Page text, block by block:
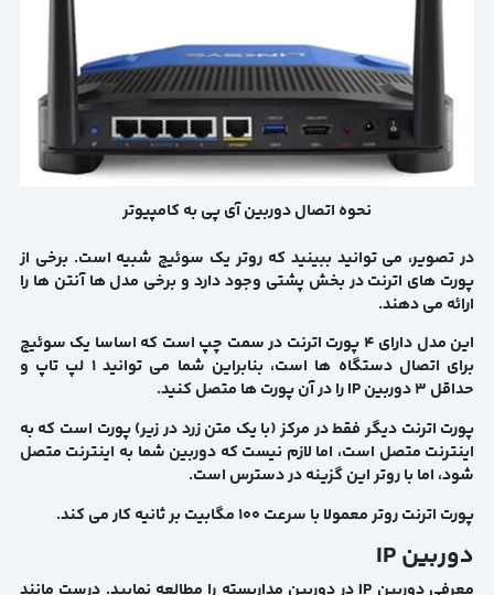
نحوه اتصال دوربین آی پی به کامپیوتر
در تصویر، می توانید ببینید که روتر یک سوئیچ شبیه است. برخی از
پورت های اترنت در بخش پشتی وجود دارد و برخی مدل ها آنتن ها را
ارائه می دهند.
این مدل دارای 4 پورت اترنت در سمت چپ است که اساسا یک سوئیچ
برای اتصال دستگاه ها است، بنابراین شما می توانید 1 لپ تاپ و
حداقل 3 دوربین IP را در آن پورت ها متصل کنید.
پورت اترنت دیگر فقط در مرکز (با یک متن زرد در زیر) پورت است که به
اینترنت متصل است، اما لازم نیست که دوربین شما به اینترنت متصل
شود، اما با روتر این گزینه در دسترس است.
پورت اترنت روتر معمولا با سرعت 100 مگابیت بر ثانیه کار می کند.
دوربین IP